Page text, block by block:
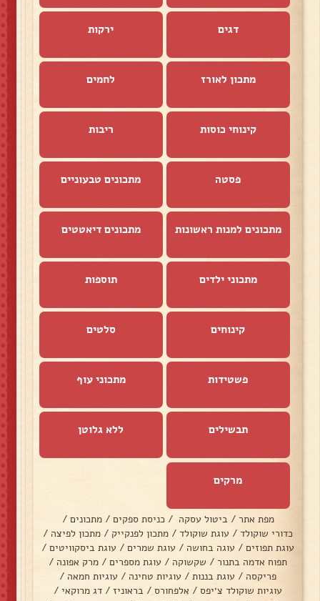
דגים ירקות
מתכון לאורז לחמים
קינוחי כוסות ריבות
פסטה מתכונים טבעוניים
מתכונים למנות ראשונות מתכונים דיאטטים
מתכוני ילדים תוספות
קינוחים סלטים
פשטידות מתכוני עוף
תבשילים ללא גלוטן
מרקים
מפת אתר / ביטול עסקה / כניסת ספקים / מתכונים /
כדורי שוקולד / עוגת שוקולד / מתכון לפנקייק / מתכון לפיצה /
עוגת תפוזים / עוגה בחושה / עוגת שמרים / עוגת ביסקוויטים/
תפוח אדמה בתנור / שקשוקה / עוגת מספרים / מרק אפונה /
פריקסה / עוגת בננות / עוגיות טחינה / עוגיות חמאה /
עוגיות שוקולד צ׳יפס / אלפחורס / בראוניז / דג מרוקאי /